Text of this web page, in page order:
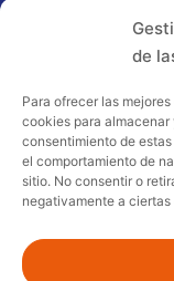
de
Para ofrecer las
cookies para
consentimiento de
el comportamiento de
sitio. No consentir o
negativamente a
sector